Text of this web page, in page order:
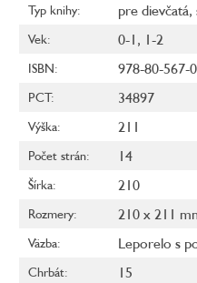
Typ knihy: pre dievčatá,
Vek: 0-1 , 1-2
ISBN: 978-80-567-
PCT: 34897
Výška: 211
Počet strán: 14
Šírka: 210
Rozmery: 210 x 211
Väzba: Leporelo s
Chrbát: 15